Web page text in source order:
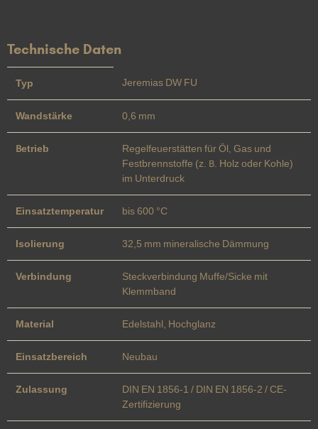
Technische Daten
Typ Jeremias DW FU
Wandstärke 0,6 mm
Betrieb
Regelfeuerstätten für Öl, Gas und
Festbrennstoffe (z. B. Holz oder Kohle)
im Unterdruck
Einsatztemperatur bis 600 °C
Isolierung 32,5 mm mineralische Dämmung
Verbindung
Steckverbindung Muffe/Sicke mit
Klemmband
Material Edelstahl, Hochglanz
Einsatzbereich Neubau
Zulassung
DIN EN 1856-1 / DIN EN 1856-2 / CE-
Zertifizierung